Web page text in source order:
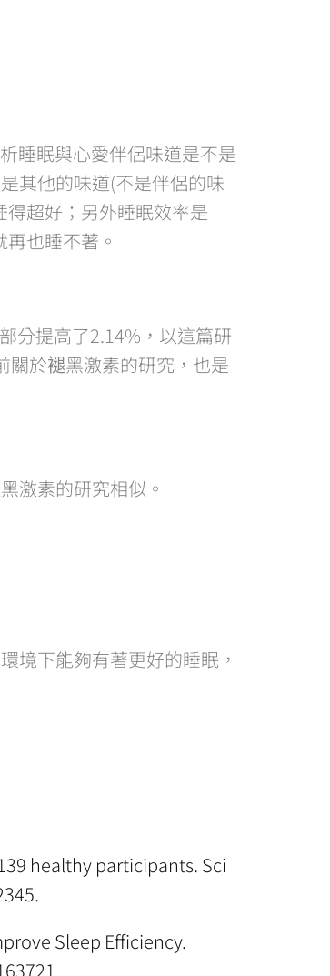
睡眠與心愛伴侶味道是不是
其他的味道(不是伴侶的味
超好；另外睡眠效率是
也睡不著。
分提高了2.14%，以這篇研
關於褪黑激素的研究，也是
激素的研究相似。
境下能夠有著更好的睡眠，
healthy participants. Sci
Sleep Efficiency.